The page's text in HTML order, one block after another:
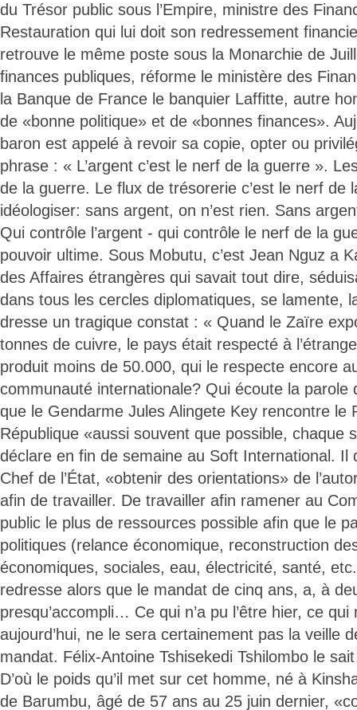
du Trésor public sous l’Empire, ministre des
Restauration qui lui doit son redressement
retrouve le même poste sous la Monarchie de
finances publiques, réforme le ministère des
la Banque de France le banquier Laffitte, autre
de «bonne politique» et de «bonnes finances».
baron est appelé à revoir sa copie, opter ou
phrase : « L’argent c’est le nerf de la guerre ».
de la guerre. Le flux de trésorerie c’est le nerf de
idéologiser: sans argent, on n’est rien. Sans
Qui contrôle l’argent - qui contrôle le nerf de la
pouvoir ultime. Sous Mobutu, c’est Jean Nguz a
des Affaires étrangères qui savait tout dire,
dans tous les cercles diplomatiques, se lamente,
dresse un tragique constat : « Quand le Zaïre
tonnes de cuivre, le pays était respecté à
produit moins de 50.000, qui le respecte encore
communauté internationale? Qui écoute la parole
que le Gendarme Jules Alingete Key rencontre le
République «aussi souvent que possible, chaque
déclare en fin de semaine au Soft International. Il
Chef de l’État, «obtenir des orientations» de
afin de travailler. De travailler afin ramener au
public le plus de ressources possible afin que le
politiques (relance économique, reconstruction
économiques, sociales, eau, électricité, santé,
redresse alors que le mandat de cinq ans, a, à
presqu’accompli… Ce qui n’a pu l’être hier, ce qui
aujourd’hui, ne le sera certainement pas la veille
mandat. Félix-Antoine Tshisekedi Tshilombo le
D’où le poids qu’il met sur cet homme, né à
de Barumbu, âgé de 57 ans au 25 juin dernier,